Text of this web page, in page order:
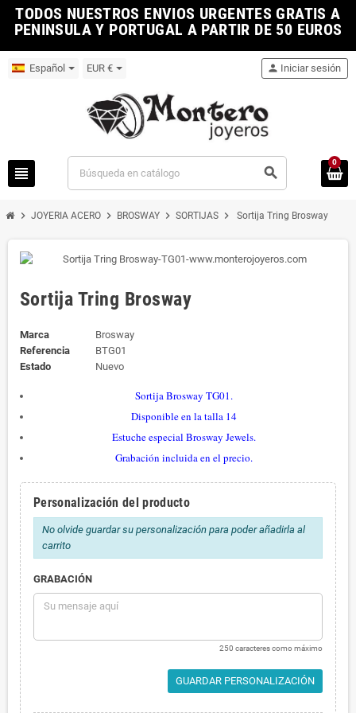
TODOS NUESTROS ENVIOS URGENTES GRATIS A
PENINSULA Y PORTUGAL A PARTIR DE 50 EUROS
Español EUR €
view_headline search
person Iniciar sesión
0
chevron_right JOYERIA ACERO chevron_right BROSWAY chevron_right SORTIJAS chevron_right Sortija Tring Brosway
Sortija Tring Brosway
Marca
Brosway
Referencia
BTG01
Estado
Nuevo
Sortija Brosway TG01.
Disponible en la talla 14
Estuche especial Brosway Jewels.
Grabación incluida en el precio.
Personalización del producto
No olvide guardar su personalización para poder añadirla al
carrito
GRABACIÓN
250 caracteres como máximo
GUARDAR PERSONALIZACIÓN